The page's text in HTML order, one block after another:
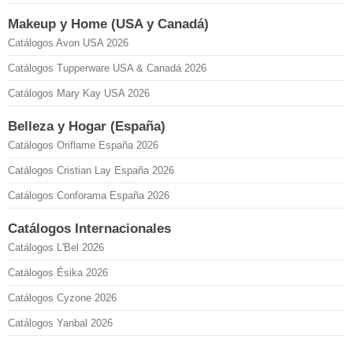
Makeup y Home (USA y Canadá)
Catálogos Avon USA 2026
Catálogos Tupperware USA & Canadá 2026
Catálogos Mary Kay USA 2026
Belleza y Hogar (España)
Catálogos Oriflame España 2026
Catálogos Cristian Lay España 2026
Catálogos Conforama España 2026
Catálogos Internacionales
Catálogos L'Bel 2026
Catálogos Ésika 2026
Catálogos Cyzone 2026
Catálogos Yanbal 2026